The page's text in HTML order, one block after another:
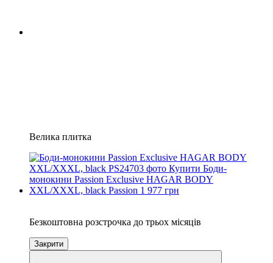
Велика плитка
Безкоштовна розстрочка до трьох місяців
Закрити